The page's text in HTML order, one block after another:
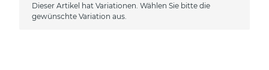
xDieser Artikel hat Variationen. Wählen Sie bitte die
gewünschte Variation aus.